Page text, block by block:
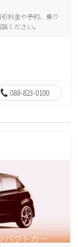
料金や予約、乗り
ください。
088-823-0100